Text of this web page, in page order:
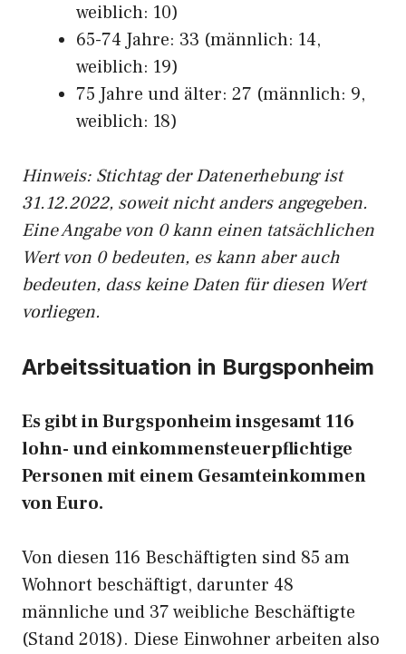
weiblich: 10)
65-74 Jahre: 33 (männlich: 14,
weiblich: 19)
75 Jahre und älter: 27 (männlich: 9,
weiblich: 18)
Hinweis: Stichtag der Datenerhebung ist
31.12.2022, soweit nicht anders angegeben.
Eine Angabe von 0 kann einen tatsächlichen
Wert von 0 bedeuten, es kann aber auch
bedeuten, dass keine Daten für diesen Wert
vorliegen.
Arbeitssituation in Burgsponheim
Es gibt in Burgsponheim insgesamt 116
lohn- und einkommensteuerpflichtige
Personen mit einem Gesamteinkommen
von Euro.
Von diesen 116 Beschäftigten sind 85 am
Wohnort beschäftigt, darunter 48
männliche und 37 weibliche Beschäftigte
(Stand 2018). Diese Einwohner arbeiten also